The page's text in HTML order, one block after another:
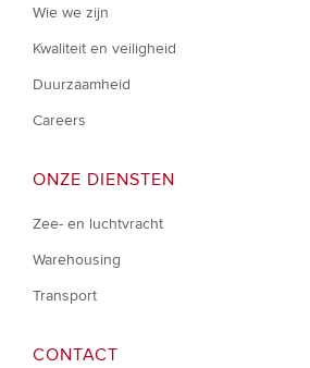
Wie we zijn
Kwaliteit en veiligheid
Duurzaamheid
Careers
ONZE DIENSTEN
Zee- en luchtvracht
Warehousing
Transport
CONTACT